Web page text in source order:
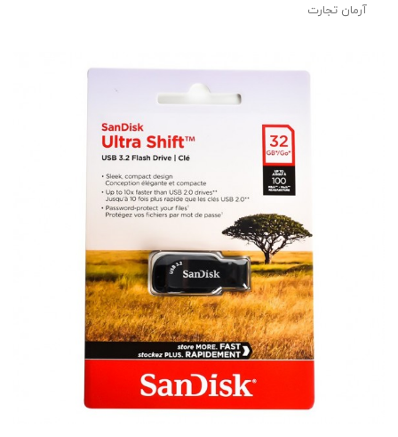
آرمان تجارت